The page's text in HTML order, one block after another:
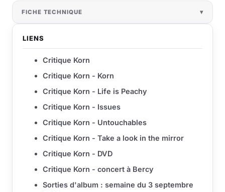
FICHE TECHNIQUE
LIENS
Critique Korn
Critique Korn - Korn
Critique Korn - Life is Peachy
Critique Korn - Issues
Critique Korn - Untouchables
Critique Korn - Take a look in the mirror
Critique Korn - DVD
Critique Korn - concert à Bercy
Sorties d'album : semaine du 3 septembre